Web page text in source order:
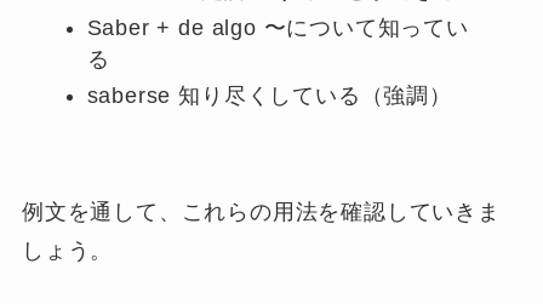
Saber + de algo 〜について知ってい
る
saberse 知り尽くしている（強調）
例文を通して、これらの用法を確認していきま
しょう。